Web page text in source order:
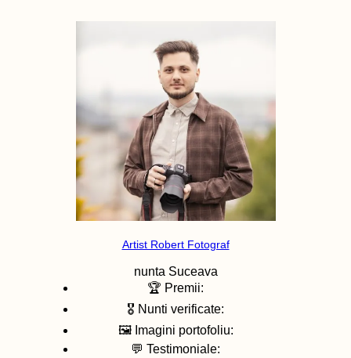
Artist Robert Fotograf
nunta Suceava
🏆 Premii:
🎖️ Nunti verificate:
🖼️ Imagini portofoliu:
💬 Testimoniale: